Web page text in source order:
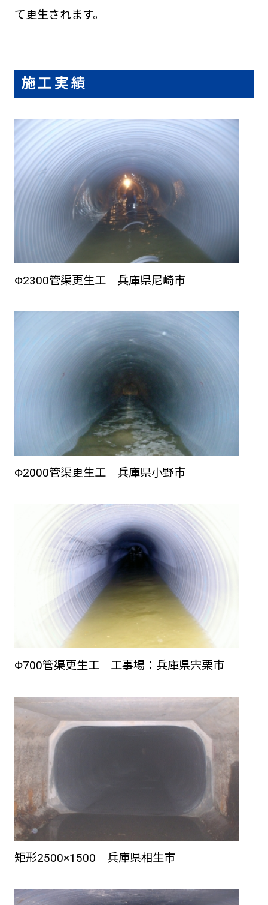
て更生されます。
施工実績
Φ2300管渠更生工 兵庫県尼崎市
Φ2000管渠更生工 兵庫県小野市
Φ700管渠更生工 工事場：兵庫県宍栗市
矩形2500×1500 兵庫県相生市